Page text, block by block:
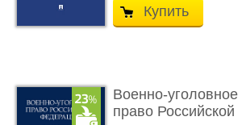
Купить
Военно-уголовное
право Российской